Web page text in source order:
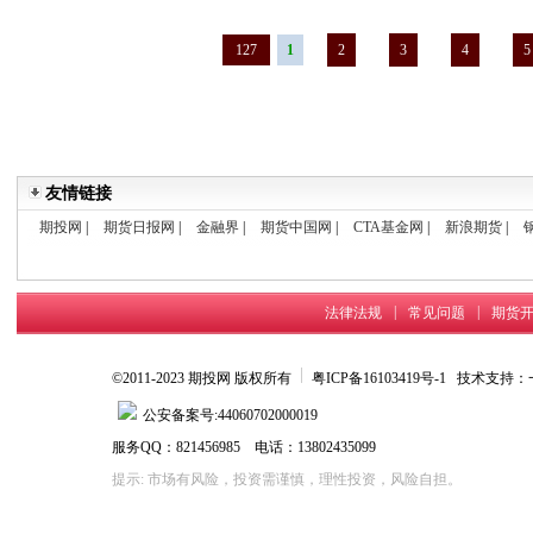
127 1 2 3 4 5
友情链接
期投网 期货日报网 金融界 期货中国网 CTA基金网 新浪期货
法律法规 常见问题 期货
©2011-2023 期投网 版权所有 粤ICP备16103419号-1 技术支持：
公安备案号:44060702000019
服务QQ：821456985 电话：13802435099
提示: 市场有风险，投资需谨慎，理性投资，风险自担。